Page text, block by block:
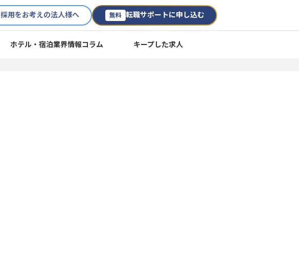
採用をお考えの法人様へ 無料 転職サポートに申し込む
ホテル・宿泊業界情報コラム キープした求人